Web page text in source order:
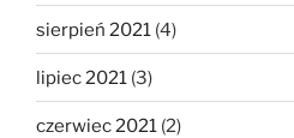
sierpień 2021 (4)
lipiec 2021 (3)
czerwiec 2021 (2)